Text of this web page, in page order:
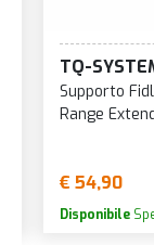
TQ-
Cavo
CAB01 V01
€ 36,50
Disponibile